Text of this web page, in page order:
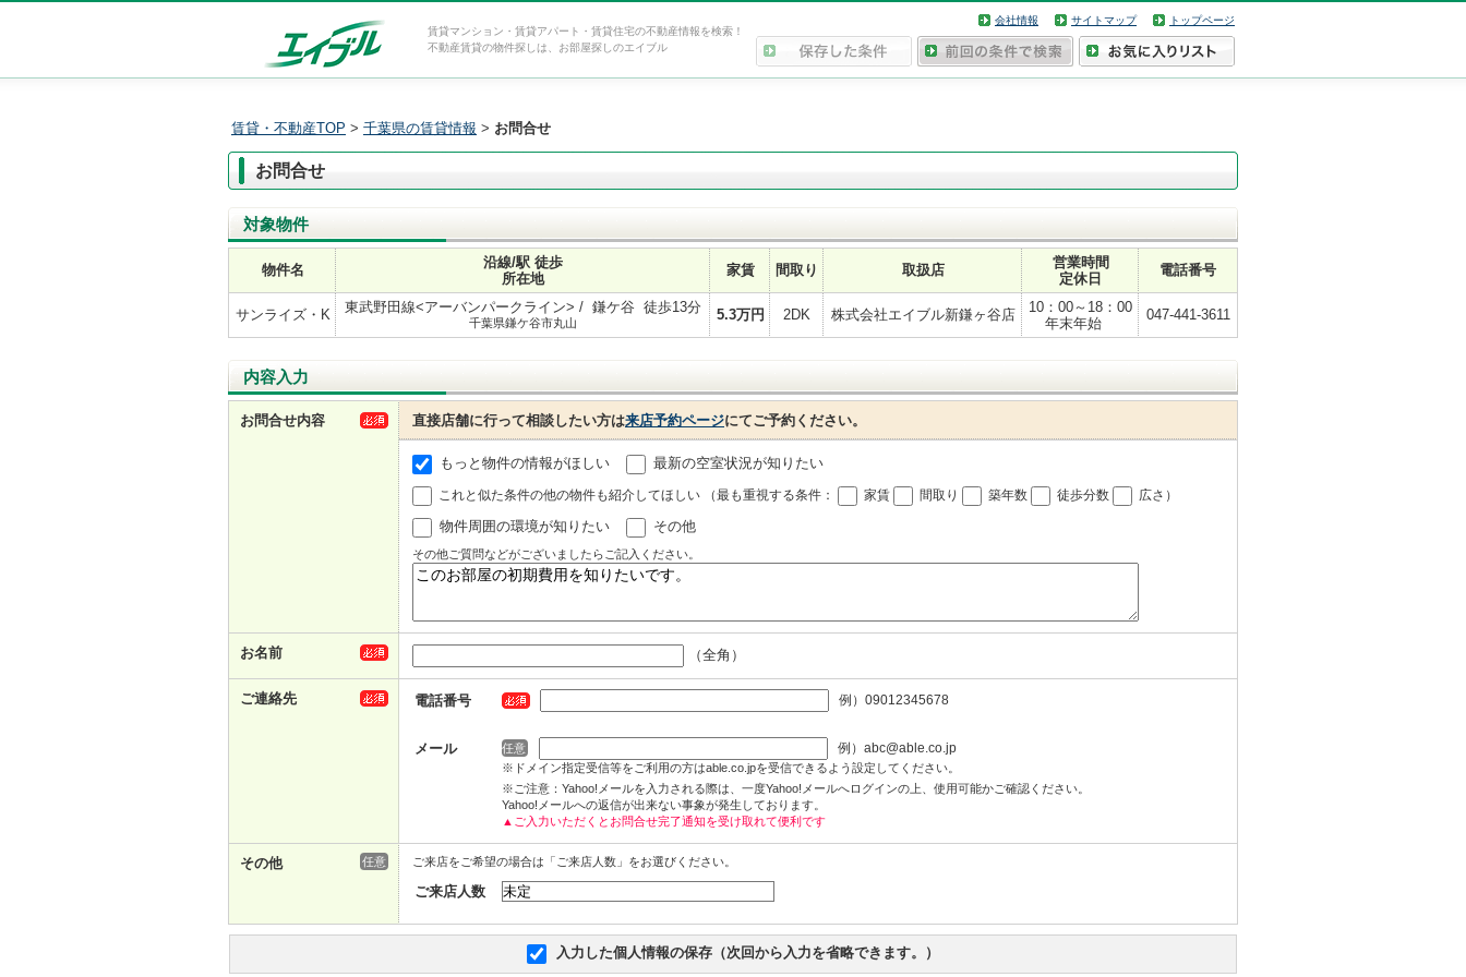
賃貸マンション・賃貸アパート・賃貸住宅の不動産情報を検索！
不動産賃貸の物件探しは、お部屋探しのエイブル
会社情報 サイトマップ トップページ
賃貸・不動産TOP > 千葉県の賃貸情報 > お問合せ
お問合せ
対象物件
物件名
沿線/駅 徒歩
所在地
家賃 間取り 取扱店
営業時間
定休日
電話番号
サンライズ・K 東武野田線<アーバンパークライン> / 鎌ケ谷 徒歩13分
千葉県鎌ケ谷市丸山 5.3万円 2DK 株式会社エイブル新鎌ヶ谷店
10：00～18：00
年末年始
047-441-3611
内容入力
お問合せ内容 直接店舗に行って相談したい方は来店予約ページにてご予約ください。
もっと物件の情報がほしい 最新の空室状況が知りたい
これと似た条件の他の物件も紹介してほしい （最も重視する条件： 家賃 間取り 築年数 徒歩分数 広さ ）
物件周囲の環境が知りたい その他
その他ご質問などがございましたらご記入ください。
お名前 （全角）
ご連絡先 電話番号 例）09012345678
メール 任意 例）abc@able.co.jp
※ドメイン指定受信等をご利用の方はable.co.jpを受信できるよう設定してください。
※ご注意：Yahoo!メールを入力される際は、一度Yahoo!メールへログインの上、使用可能かご確認ください。
Yahoo!メールへの返信が出来ない事象が発生しております。
▲ご入力いただくとお問合せ完了通知を受け取れて便利です
その他 任意 ご来店をご希望の場合は「ご来店人数」をお選びください。
ご来店人数
入力した個人情報の保存（次回から入力を省略できます。）